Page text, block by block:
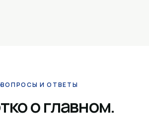
ВОПРОСЫ И ОТВЕТЫ
о главном.